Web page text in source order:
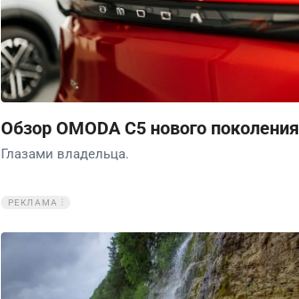
Обзор OMODA C5 нового поколения
Глазами владельца.
РЕКЛАМА